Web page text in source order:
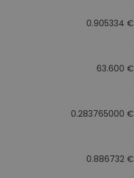
0.905334 €
63.600 €
0.283765000 €
0.886732 €